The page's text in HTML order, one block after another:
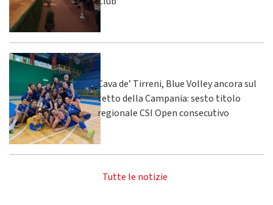
Cava de’ Tirreni, Blue Volley ancora sul
tetto della Campania: sesto titolo
regionale CSI Open consecutivo
Tutte le notizie